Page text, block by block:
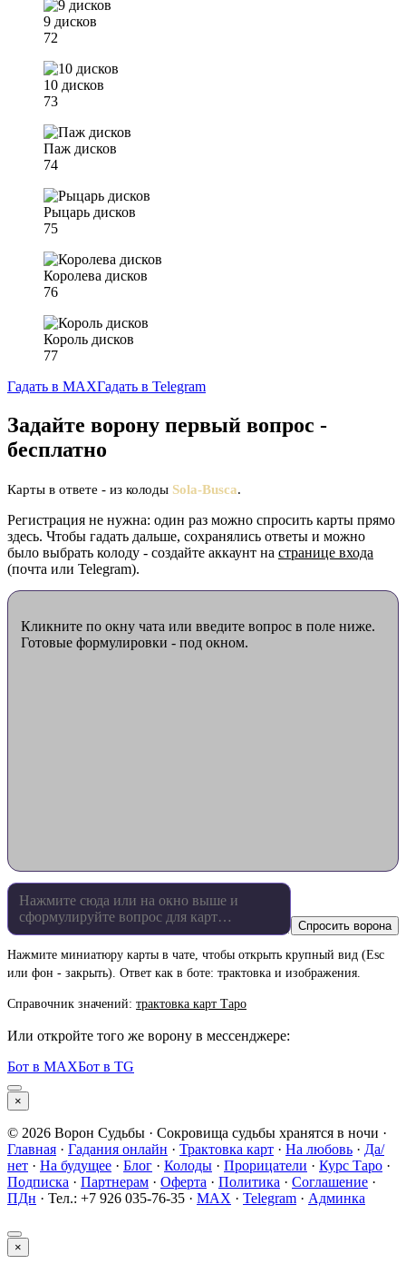
9 дисков
72
10 дисков
73
Паж дисков
74
Рыцарь дисков
75
Королева дисков
76
Король дисков
77
Гадать в MAXГадать в Telegram
Задайте ворону первый вопрос -
бесплатно
Карты в ответе - из колоды Sola-Busca.
Регистрация не нужна: один раз можно спросить карты прямо
здесь. Чтобы гадать дальше, сохранялись ответы и можно
было выбрать колоду - создайте аккаунт на странице входа
(почта или Telegram).
Кликните по окну чата или введите вопрос в поле ниже.
Готовые формулировки - под окном.
Спросить ворона
Нажмите миниатюру карты в чате, чтобы открыть крупный вид (Esc
или фон - закрыть). Ответ как в боте: трактовка и изображения.
Справочник значений: трактовка карт Таро
Или откройте того же ворону в мессенджере:
Бот в MAXБот в TG
×
© 2026 Ворон Судьбы · Сокровища судьбы хранятся в ночи ·
Главная · Гадания онлайн · Трактовка карт · На любовь · Да/
нет · На будущее · Блог · Колоды · Прорицатели · Курс Таро ·
Подписка · Партнерам · Оферта · Политика · Соглашение ·
ПДн · Тел.: +7 926 035‑76‑35 · MAX · Telegram · Админка
×